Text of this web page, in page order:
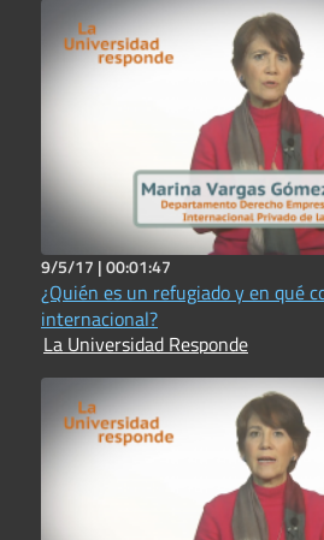
9/5/17 |00:01:47
¿Quién es un refugiado y en qué
internacional?
La Universidad Responde